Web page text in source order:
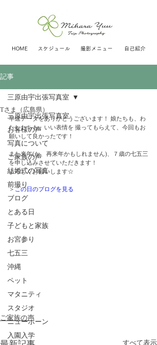
HOME スケジュール 撮影メニュー 自己紹介
記事
三原由宇出張写真室
お客様の声
写真について
ご家族の声
結婚式の写真
前撮り
ブログ
とある日
子どもと家族
お宮参り
七五三
沖縄
ペット
マタニティ
スタジオ
ニューボーン
入園入学
三原由宇出張写真室
Tさま（広島県）
早速データをありがとうございます！ 娘たちも、わ
たしたちも、いい表情を 撮ってもらえて、今回もお
願いして良かったです！
また来年(か、再来年かもしれません)、７歳の七五三
を申し込みさせていただきます！
よろしくお願いします☆
＞この日のブログを見る
ご家族の声
すべて表示